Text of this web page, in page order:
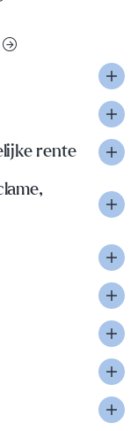
rente